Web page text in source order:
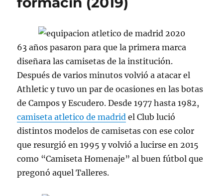
63 años pasaron para que la primera marca
diseñara las camisetas de la institución.
Después de varios minutos volvió a atacar el
Athletic y tuvo un par de ocasiones en las botas
de Campos y Escudero. Desde 1977 hasta 1982,
camiseta atletico de madrid el Club lució
distintos modelos de camisetas con ese color
que resurgió en 1995 y volvió a lucirse en 2015
como “Camiseta Homenaje” al buen fútbol que
pregonó aquel Talleres.